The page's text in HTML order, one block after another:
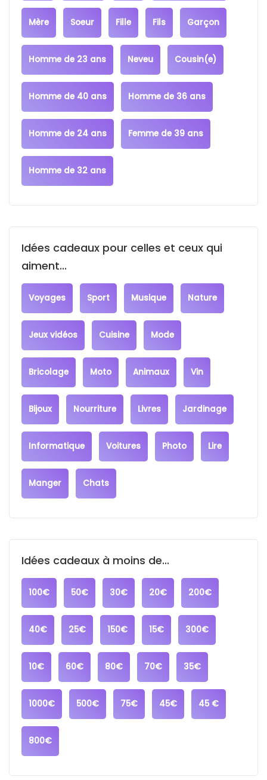
Mère Soeur Fille Fils Garçon
Homme de 23 ans Neveu Cousin(e)
Homme de 40 ans Homme de 36 ans
Homme de 24 ans Femme de 39 ans
Homme de 32 ans
Idées cadeaux pour celles et ceux qui
aiment...
Voyages Sport Musique Nature
Jeux vidéos Cuisine Mode
Bricolage Moto Animaux Vin
Bijoux Nourriture Livres Jardinage
Informatique Voitures Photo Lire
Manger Chats
Idées cadeaux à moins de...
100€ 50€ 30€ 20€ 200€
40€ 25€ 150€ 15€ 300€
10€ 60€ 80€ 70€ 35€
1000€ 500€ 75€ 45€ 45 €
800€